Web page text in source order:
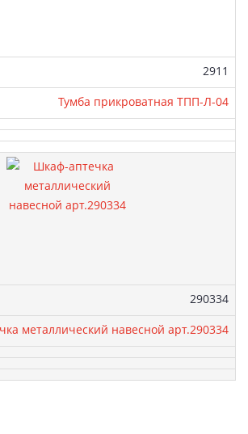
2911
Тумба прикроватная ТПП-Л-04
Артикул:
290334
металлический навесной арт.290334